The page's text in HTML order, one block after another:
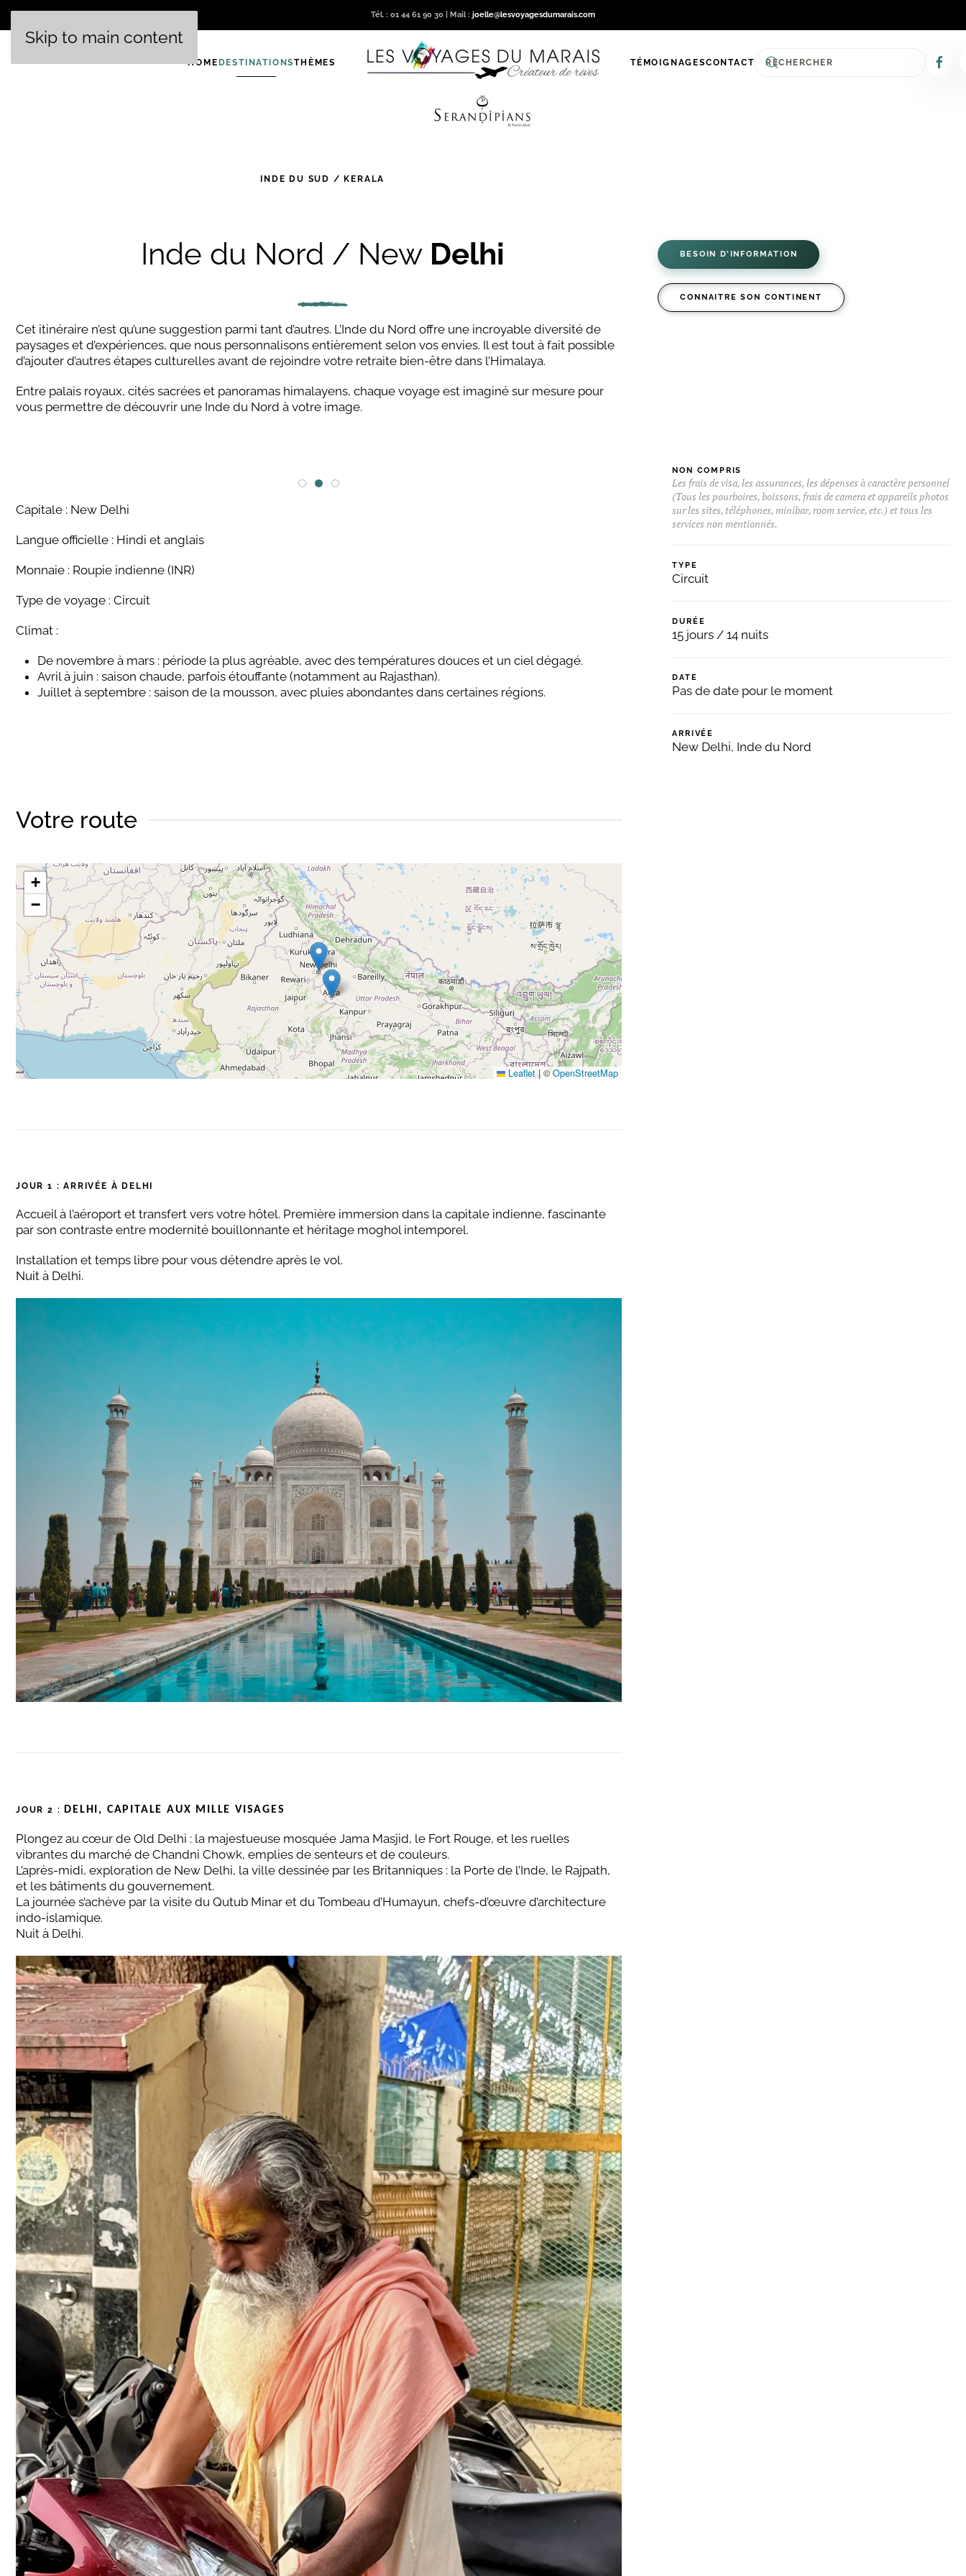
Skip to main content
Tél. : 01 44 61 90 30 | Mail : joelle@lesvoyagesdumarais.com
HOME DESTINATIONSTHÈMES TÉMOIGNAGESCONTACT
INDE DU SUD / KERALA
Inde du Nord / New Delhi
Cet itinéraire n’est qu’une suggestion parmi tant d’autres. L’Inde du Nord offre une incroyable diversité de
paysages et d’expériences, que nous personnalisons entièrement selon vos envies. Il est tout à fait possible
d’ajouter d’autres étapes culturelles avant de rejoindre votre retraite bien-être dans l’Himalaya.
Entre palais royaux, cités sacrées et panoramas himalayens, chaque voyage est imaginé sur mesure pour
vous permettre de découvrir une Inde du Nord à votre image.
BESOIN D’INFORMATION
CONNAITRE SON CONTINENT
Capitale : New Delhi
Langue officielle : Hindi et anglais
Monnaie : Roupie indienne (INR)
Type de voyage : Circuit
Climat :
De novembre à mars : période la plus agréable, avec des températures douces et un ciel dégagé.
Avril à juin : saison chaude, parfois étouffante (notamment au Rajasthan).
Juillet à septembre : saison de la mousson, avec pluies abondantes dans certaines régions.
NON COMPRIS
Les frais de visa, les assurances, les dépenses à caractère personnel
(Tous les pourboires, boissons, frais de camera et appareils photos
sur les sites, téléphones, minibar, room service, etc.) et tous les
services non mentionnés.
TYPE
Circuit
DURÉE
15 jours / 14 nuits
DATE
Pas de date pour le moment
ARRIVÉE
New Delhi, Inde du Nord
Votre route
+
−
Leaflet |©OpenStreetMap
JOUR 1 :ARRIVÉE À DELHI
Accueil à l’aéroport et transfert vers votre hôtel. Première immersion dans la capitale indienne, fascinante
par son contraste entre modernité bouillonnante et héritage moghol intemporel.
Installation et temps libre pour vous détendre après le vol.
Nuit à Delhi.
JOUR 2 : DELHI, CAPITALE AUX MILLE VISAGES
Plongez au cœur de Old Delhi : la majestueuse mosquée Jama Masjid, le Fort Rouge, et les ruelles
vibrantes du marché de Chandni Chowk, emplies de senteurs et de couleurs.
L’après-midi, exploration de New Delhi, la ville dessinée par les Britanniques : la Porte de l’Inde, le Rajpath,
et les bâtiments du gouvernement.
La journée s’achève par la visite du Qutub Minar et du Tombeau d’Humayun, chefs-d’œuvre d’architecture
indo-islamique.
Nuit à Delhi.